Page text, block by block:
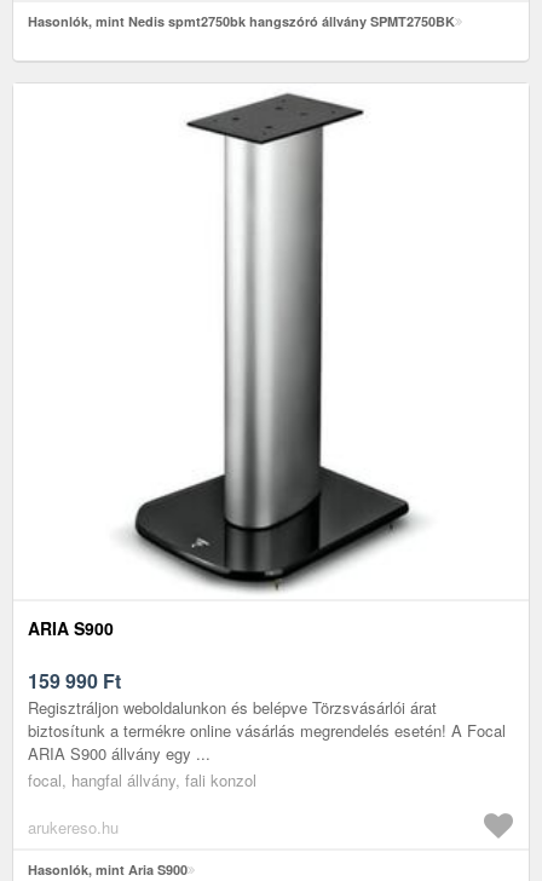
Hasonlók, mint Nedis spmt2750bk hangszóró állvány SPMT2750BK
ARIA S900
159 990 Ft
Regisztráljon weboldalunkon és belépve Törzsvásárlói árat
biztosítunk a termékre online vásárlás megrendelés esetén! A Focal
ARIA S900 állvány egy ...
focal, hangfal állvány, fali konzol
arukereso.hu
Hasonlók, mint Aria S900